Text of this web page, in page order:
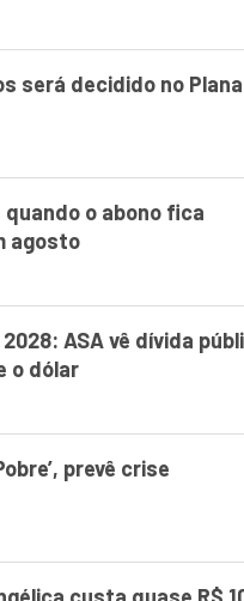
será decidido no
o abono fica
agosto
ASA vê dívida
o dólar
prevê crise